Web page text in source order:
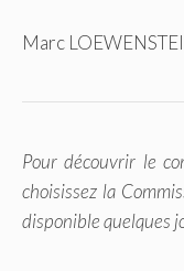
Marc
Pour découvrir le
choisissez la
disponible quelques